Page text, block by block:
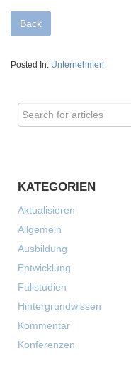
Back
Posted In: Unternehmen
KATEGORIEN
Aktualisieren
Allgemein
Ausbildung
Entwicklung
Fallstudien
Hintergrundwissen
Kommentar
Konferenzen